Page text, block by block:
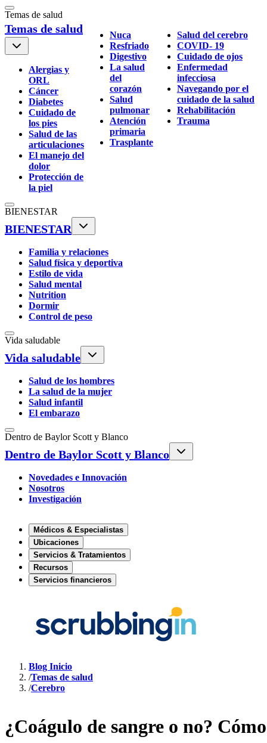
Temas de salud
Temas de salud
Alergias y
ORL
Cáncer
Diabetes
Cuidado de
los pies
Salud de las
articulaciones
El manejo del
dolor
Protección de
la piel
Nuca
Resfriado
Digestivo
La salud
del
corazón
Salud
pulmonar
Atención
primaria
Trasplante
Salud del cerebro
COVID- 19
Cuidado de ojos
Enfermedad
infecciosa
Navegando por el
cuidado de la salud
Rehabilitación
Trauma
BIENESTAR
BIENESTAR
Familia y relaciones
Salud física y deportiva
Estilo de vida
Salud mental
Nutrition
Dormir
Control de peso
Vida saludable
Vida saludable
Salud de los hombres
La salud de la mujer
Salud infantil
El embarazo
Dentro de Baylor Scott y Blanco
Dentro de Baylor Scott y Blanco
Novedades e Innovación
Nosotros
Investigación
Médicos & Especialistas
Ubicaciones
Servicios & Tratamientos
Recursos
Servicios financieros
Blog Inicio
/Temas de salud
/Cerebro
¿Coágulo de sangre o no?